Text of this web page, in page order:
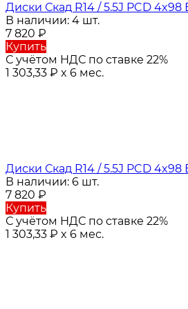
Диски Скад R14 / 5.5J PCD
В наличии: 4 шт.
7 820 ₽
Купить
С учётом НДС по ставке 22%
1 303,33 ₽ x 6 мес.
Диски Скад R14 / 5.5J PCD
В наличии: 6 шт.
7 820 ₽
Купить
С учётом НДС по ставке 22%
1 303,33 ₽ x 6 мес.